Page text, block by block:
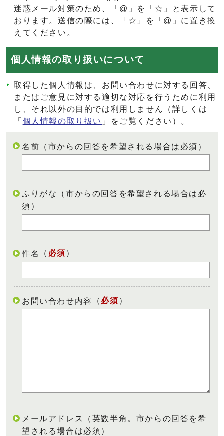
迷惑メール対策のため、「@」を「☆」と表示して
おります。送信の際には、「☆」を「@」に置き換
えてください。
個人情報の取り扱いについて
取得した個人情報は、お問い合わせに対する回答、
またはご意見に対する適切な対応を行うために利用
し、それ以外の目的では利用しません（詳しくは
「 個人情報の取り扱い 」をご覧ください）。
名前（市からの回答を希望される場合は必須）
ふりがな（市からの回答を希望される場合は必
須）
件名 （ 必須 ）
お問い合わせ内容 （ 必須 ）
メールアドレス（英数半角。市からの回答を希
望される場合は必須）